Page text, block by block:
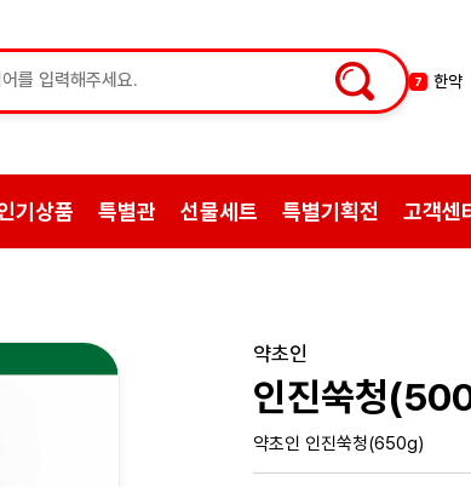
7 한약
약초
6 꿀
기상품 특별관 선물세트 특별기획전 고객센
약초인
인진쑥청
약초인 인진쑥청(650g)